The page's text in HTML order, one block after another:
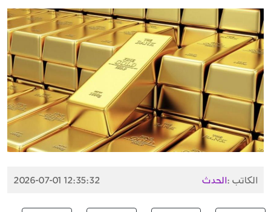
الكاتب :الحدث 2026-07-01 12:35:32